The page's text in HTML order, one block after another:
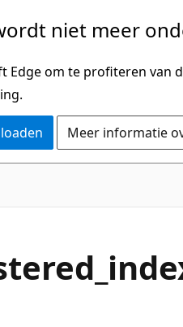
niet meer
Edge om te profiteren van
Meer informatie